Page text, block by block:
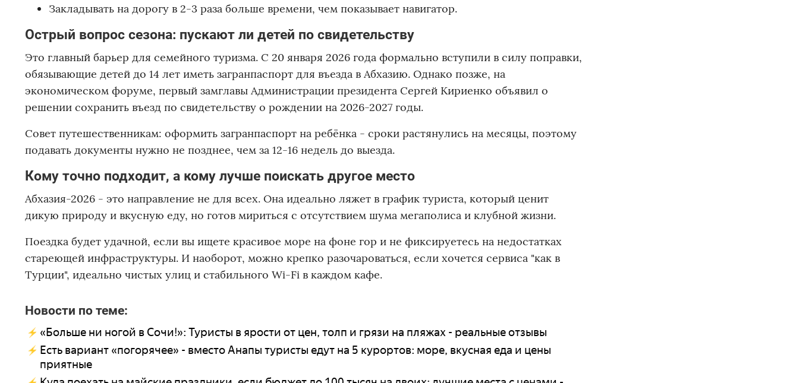
Закладывать на дорогу в 2-3 раза больше времени, чем показывает навигатор.
Острый вопрос сезона: пускают ли детей по свидетельству
Это главный барьер для семейного туризма. С 20 января 2026 года формально вступили в силу поправки,
обязывающие детей до 14 лет иметь загранпаспорт для въезда в Абхазию. Однако позже, на
экономическом форуме, первый замглавы Администрации президента Сергей Кириенко объявил о
решении сохранить въезд по свидетельству о рождении на 2026-2027 годы.
Совет путешественникам: оформить загранпаспорт на ребёнка - сроки растянулись на месяцы, поэтому
подавать документы нужно не позднее, чем за 12-16 недель до выезда.
Кому точно подходит, а кому лучше поискать другое место
Абхазия-2026 - это направление не для всех. Она идеально ляжет в график туриста, который ценит
дикую природу и вкусную еду, но готов мириться с отсутствием шума мегаполиса и клубной жизни.
Поездка будет удачной, если вы ищете красивое море на фоне гор и не фиксируетесь на недостатках
стареющей инфраструктуры. И наоборот, можно крепко разочароваться, если хочется сервиса "как в
Турции", идеально чистых улиц и стабильного Wi-Fi в каждом кафе.
Новости по теме:
«Больше ни ногой в Сочи!»: Туристы в ярости от цен, толп и грязи на пляжах - реальные отзывы
Есть вариант «погорячее» - вместо Анапы туристы едут на 5 курортов: море, вкусная еда и цены
приятные